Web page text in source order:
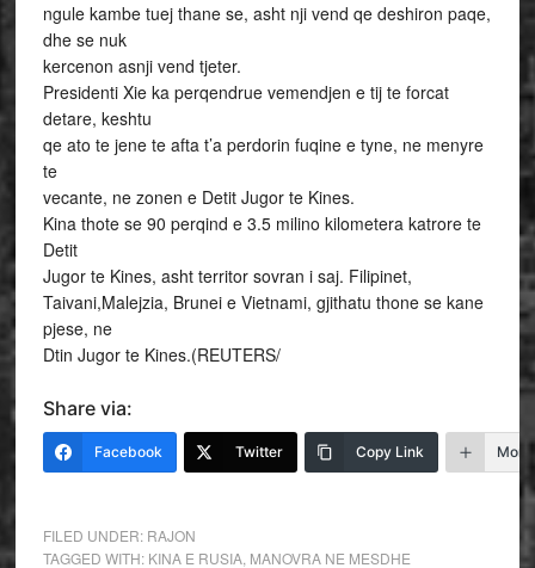
ngule kambe tuej thane se, asht nji vend qe deshiron paqe,
dhe se nuk
kercenon asnji vend tjeter.
Presidenti Xie ka perqendrue vemendjen e tij te forcat
detare, keshtu
qe ato te jene te afta t’a perdorin fuqine e tyne, ne menyre
te
vecante, ne zonen e Detit Jugor te Kines.
Kina thote se 90 perqind e 3.5 milino kilometera katrore te
Detit
Jugor te Kines, asht territor sovran i saj. Filipinet,
Taivani,Malejzia, Brunei e Vietnami, gjithatu thone se kane
pjese, ne
Dtin Jugor te Kines.(REUTERS/
Share via:
Facebook Twitter Copy Link More
FILED UNDER: RAJON
TAGGED WITH: KINA E RUSIA, MANOVRA NE MESDHE